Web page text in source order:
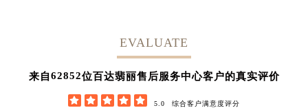
EVALUATE
来自62852位百达翡丽售后服务中心客户的真实评价
     5.0 综合客户满意度评分